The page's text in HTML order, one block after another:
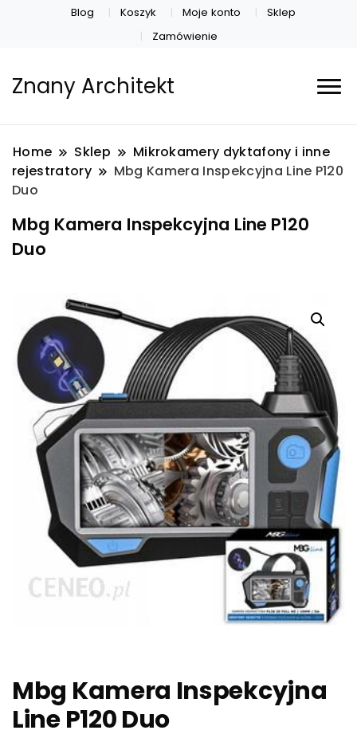
Blog Koszyk Moje konto
Sklep
Zamówienie
Znany Architekt
Home Sklep
Mikrokamery dyktafony i inne
rejestratory
Mbg Kamera Inspekcyjna Line P120
Duo
Mbg Kamera Inspekcyjna Line P120
Duo
Mbg Kamera Inspekcyjna
Line P120 Duo